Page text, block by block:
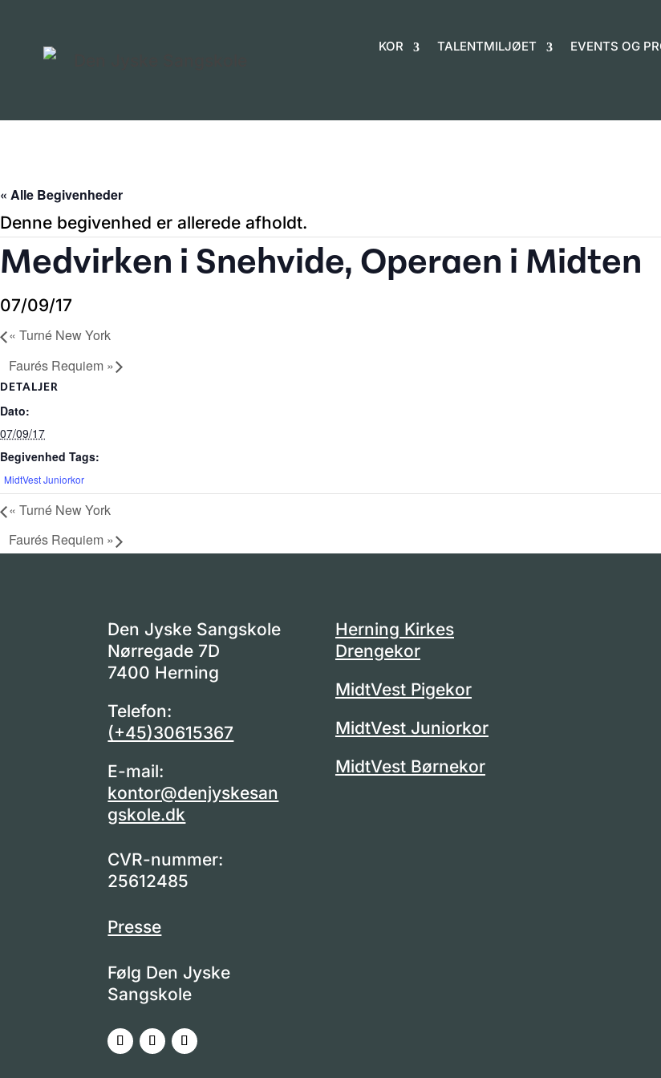
KOR TALENTMILJØET EVENTS OG
« Alle Begivenheder
Denne begivenhed er allerede afholdt.
Medvirken i Snehvide, Operaen i Midten
07/09/17
« Turné New York
Faurés Requiem »
DETALJER
Dato:
07/09/17
Begivenhed Tags:
MidtVest Juniorkor
« Turné New York
Faurés Requiem »
Den Jyske Sangskole
Nørregade 7D
7400 Herning
Telefon:
(+45)30615367
E-mail:
kontor@denjyskesan
gskole.dk
CVR-nummer:
25612485
Presse
Følg Den Jyske
Sangskole
Herning Kirkes
Drengekor
MidtVest Pigekor
MidtVest Juniorkor
MidtVest Børnekor